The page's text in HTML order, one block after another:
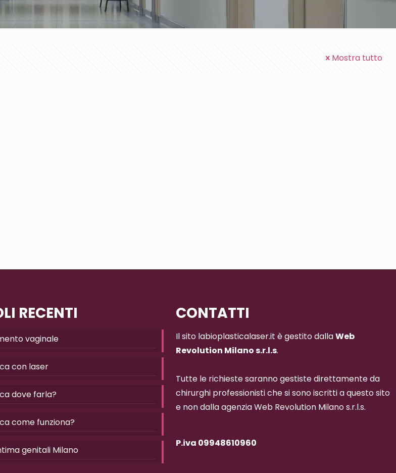
Mostra tutto
RECENTI
vaginale
con laser
dove farla?
come funziona?
genitali Milano
CONTATTI
Il sito labioplasticalaser.it è gestito dallaWeb
Revolution Milano s.r.l.s.
Tutte le richieste saranno gestiste direttamente da
chirurghi professionisti che si sono iscritti a questo sito
e non dalla agenzia Web Revolution Milano s.r.l.s.
P.iva 09948610960